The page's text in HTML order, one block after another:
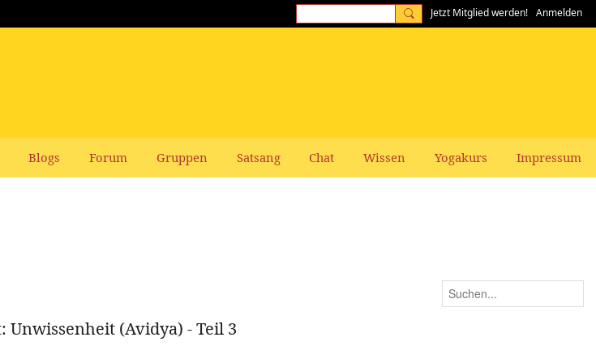
Jetzt Mitglied werden! Anmelden
Blogs Forum Gruppen Satsang Chat Wissen Yogakurs Impressum
Unwissenheit (Avidya) - Teil 3